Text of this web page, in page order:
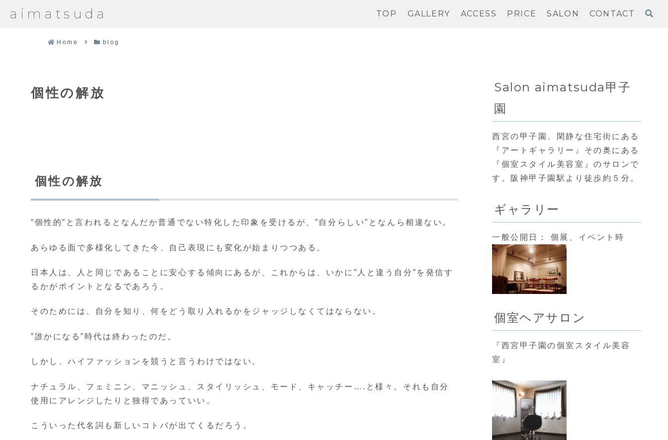
aimatsuda TOP GALLERY ACCESS PRICE SALON CONTACT
Home blog
個性の解放
個性の解放
”個性的”と言われるとなんだか普通でない特化した印象を受けるが、”自分らしい”となんら相違ない。
あらゆる面で多様化してきた今、自己表現にも変化が始まりつつある。
日本人は、人と同じであることに安心する傾向にあるが、これからは、いかに”人と違う自分”を発信す
るかがポイントとなるであろう。
そのためには、自分を知り、何をどう取り入れるかをジャッジしなくてはならない。
”誰かになる”時代は終わったのだ。
しかし、ハイファッションを競うと言うわけではない。
ナチュラル、フェミニン、マニッシュ、スタイリッシュ、モード、キャッチー….と様々。それも自分
使用にアレンジしたりと独得であっていい。
こういった代名詞も新しいコトバが出てくるだろう。
Salon aimatsuda甲子
園
西宮の甲子園、閑静な住宅街にある
『アートギャラリー』その奥にある
『個室スタイル美容室』のサロンで
す。阪神甲子園駅より徒歩約５分。
ギャラリー
一般公開日： 個展、イベント時
個室ヘアサロン
『西宮甲子園の個室スタイル美容
室』